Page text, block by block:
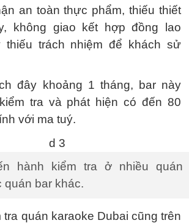
an toàn thực phẩm, thiếu thiết
không giao kết hợp đồng lao
thiếu trách nhiệm để khách sử
đây khoảng 1 tháng, bar này
tra và phát hiện có đến 80
với ma tuý.
hành kiểm tra ở nhiều quán
quán bar khác.
tra quán karaoke Dubai cũng trên